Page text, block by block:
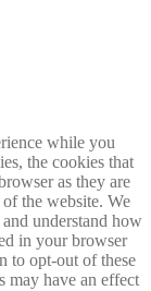
while you
the cookies that
as they are
the website. We
understand how
in your browser
to opt-out of these
may have an effect